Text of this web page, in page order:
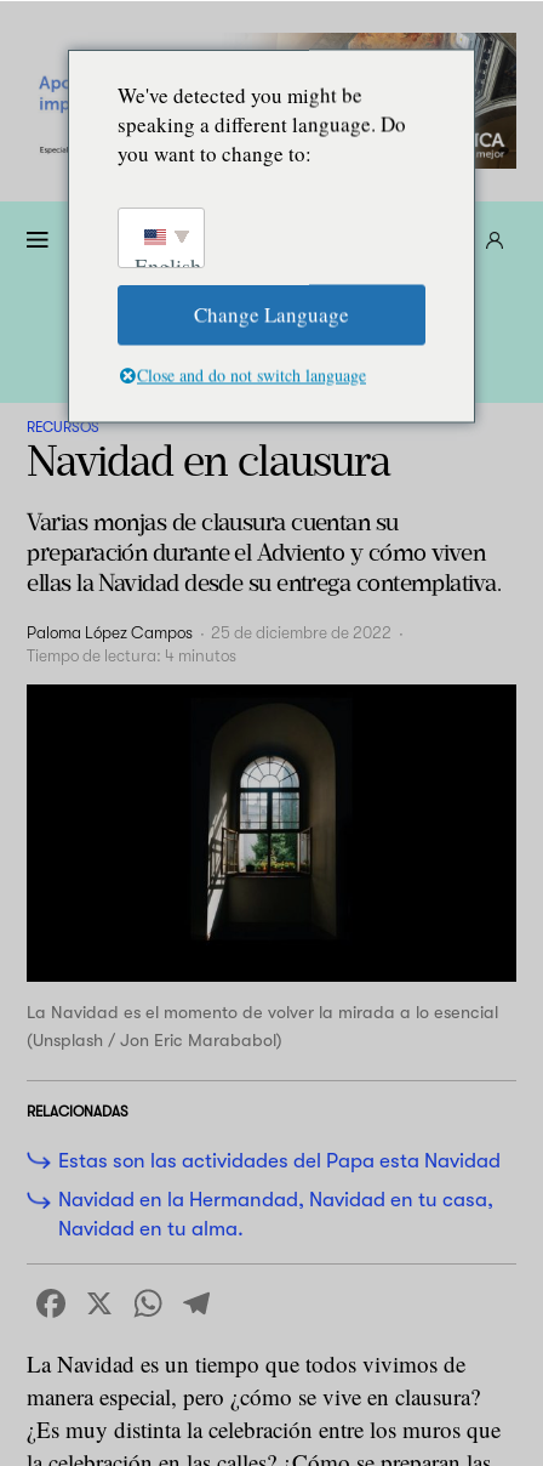
RECURSOS
Navidad en clausura
Varias monjas de clausura cuentan su
preparación durante el Adviento y cómo viven
ellas la Navidad desde su entrega contemplativa.
Paloma López Campos · 25 de diciembre de 2022 ·
Tiempo de lectura: 4 minutos
La Navidad es el momento de volver la mirada a lo esencial
(Unsplash / Jon Eric Marababol)
RELACIONADAS
Estas son las actividades del Papa esta Navidad
Navidad en la Hermandad, Navidad en tu casa,
Navidad en tu alma.
Facebook
X WhatsApp
La Navidad es un tiempo que todos vivimos de
manera especial, pero ¿cómo se vive en clausura?
¿Es muy distinta la celebración entre los muros que
We've detected you might be
speaking a different language. Do
you want to change to:
English
Change Language
Close and do not switch language